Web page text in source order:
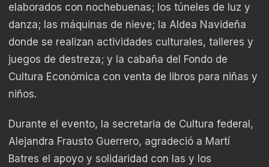
elaborados con nochebuenas; los túneles de luz y
danza; las máquinas de nieve; la Aldea Navideña
donde se realizan actividades culturales, talleres y
juegos de destreza; y la cabaña del Fondo de
Cultura Económica con venta de libros para niñas y
niños.
Durante el evento, la secretaria de Cultura federal,
Alejandra Frausto Guerrero, agradeció a Martí
Batres el apoyo y solidaridad con las y los